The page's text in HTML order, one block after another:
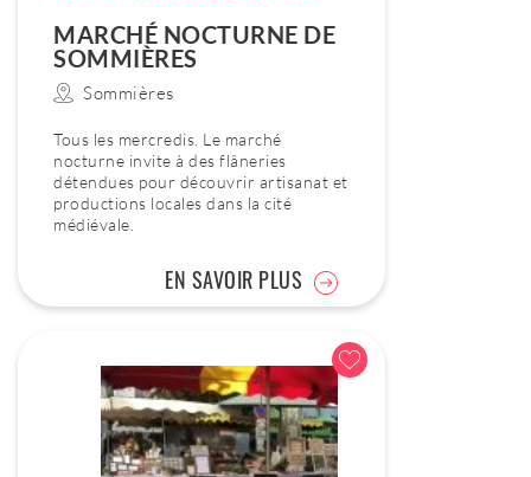
MARCHÉ NOCTURNE DE
SOMMIÈRES
Sommières
Tous les mercredis. Le marché
nocturne invite à des flâneries
détendues pour découvrir artisanat et
productions locales dans la cité
médiévale.
EN SAVOIR PLUS